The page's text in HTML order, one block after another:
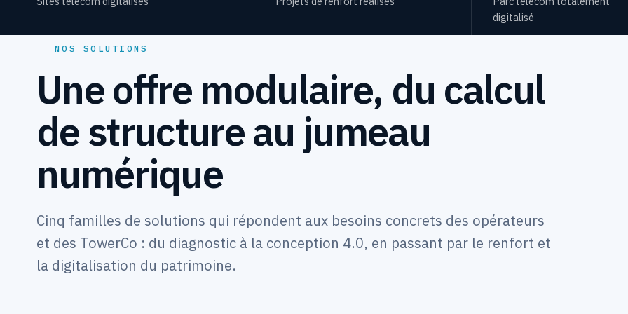
digitalisé
NOS SOLUTIONS
Une offre modulaire, du calcul
de structure au jumeau
numérique
Cinq familles de solutions qui répondent aux besoins concrets des opérateurs
et des TowerCo : du diagnostic à la conception 4.0, en passant par le renfort et
la digitalisation du patrimoine.